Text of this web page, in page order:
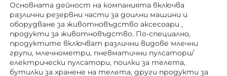
Основната дейност на компанията включва
различни резервни части за доилни машини и
оборудване за животновъдство аксесоари ,
продукти за животновъдство. По-специално,
продуктите включват различни видове млечни
групи, млечнометри, пневматични пулсатори/
електрически пулсатори, поилки за телета,
бутилки за хранене на телета, други продукти за